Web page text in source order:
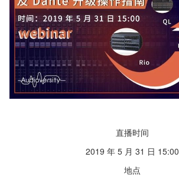
直播时间
2019 年 5 月 31 日 15:00
地点